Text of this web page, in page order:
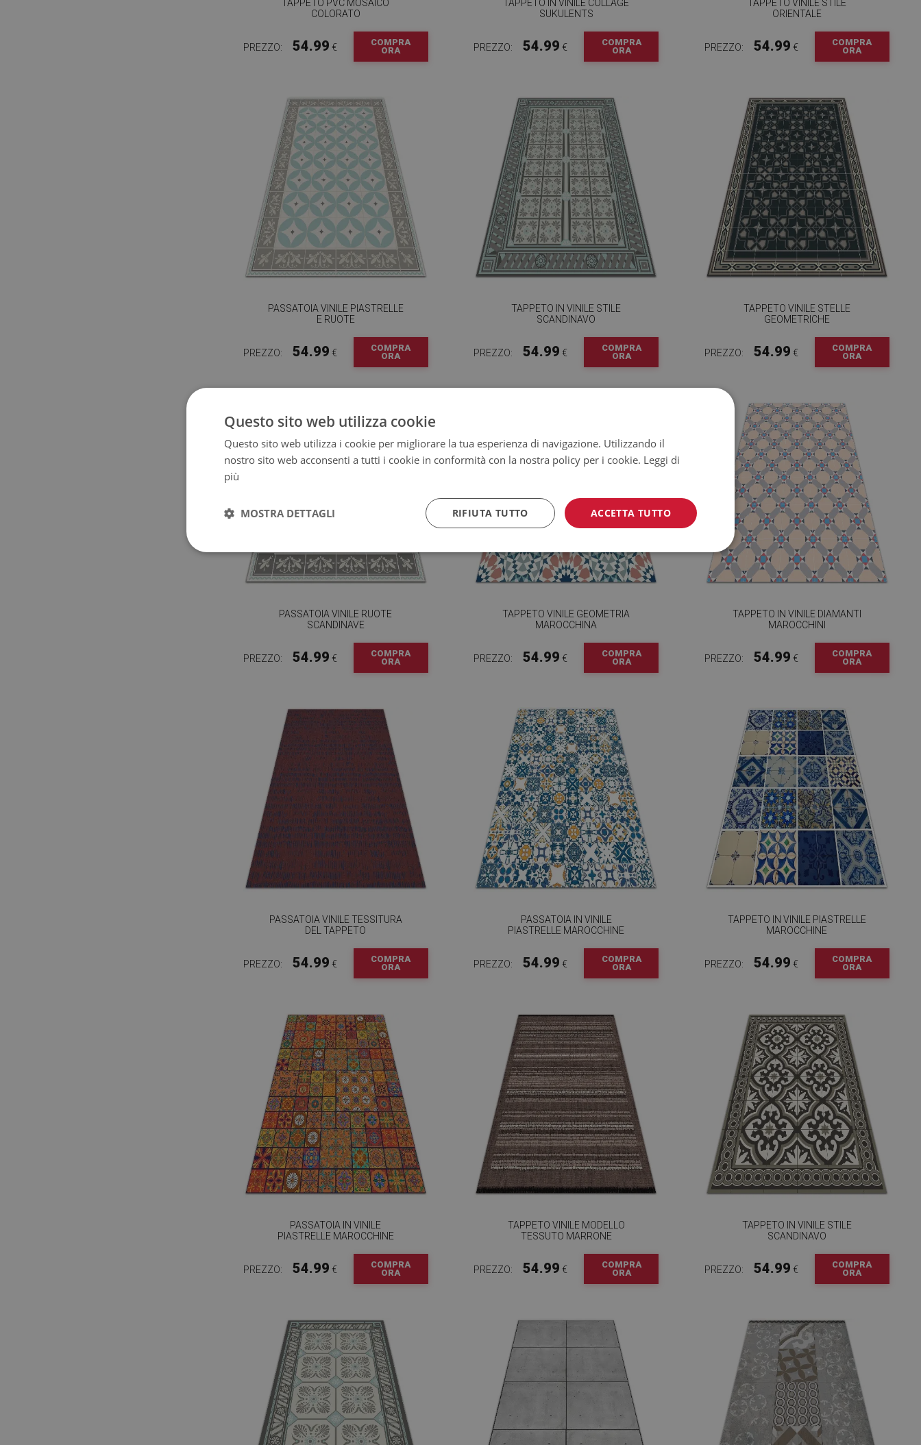
TAPPETO PVC MOSAICO
COLORATO
PREZZO: 54.99 €
COMPRA
ORA
TAPPETO IN VINILE COLLAGE
SUKULENTS
PREZZO: 54.99 €
COMPRA
ORA
TAPPETO VINILE STILE
ORIENTALE
PREZZO: 54.99 €
COMPRA
ORA
PASSATOIA VINILE PIASTRELLE
E RUOTE
PREZZO: 54.99 €
COMPRA
ORA
TAPPETO IN VINILE STILE
SCANDINAVO
PREZZO: 54.99 €
COMPRA
ORA
TAPPETO VINILE STELLE
GEOMETRICHE
PREZZO: 54.99 €
COMPRA
ORA
PASSATOIA VINILE RUOTE
SCANDINAVE
PREZZO: 54.99 €
COMPRA
ORA
TAPPETO VINILE GEOMETRIA
MAROCCHINA
PREZZO: 54.99 €
COMPRA
ORA
TAPPETO IN VINILE DIAMANTI
MAROCCHINI
PREZZO: 54.99 €
COMPRA
ORA
PASSATOIA VINILE TESSITURA
DEL TAPPETO
PREZZO: 54.99 €
COMPRA
ORA
PASSATOIA IN VINILE
PIASTRELLE MAROCCHINE
PREZZO: 54.99 €
COMPRA
ORA
TAPPETO IN VINILE PIASTRELLE
MAROCCHINE
PREZZO: 54.99 €
COMPRA
ORA
PASSATOIA IN VINILE
PIASTRELLE MAROCCHINE
PREZZO: 54.99 €
COMPRA
ORA
TAPPETO VINILE MODELLO
TESSUTO MARRONE
PREZZO: 54.99 €
COMPRA
ORA
TAPPETO IN VINILE STILE
SCANDINAVO
PREZZO: 54.99 €
COMPRA
ORA
Questo sito web utilizza cookie
Questo sito web utilizza i cookie per migliorare la tua esperienza di navigazione. Utilizzando il
nostro sito web acconsenti a tutti i cookie in conformità con la nostra policy per i cookie. Leggi di
più
ACCETTA TUTTO
RIFIUTA TUTTO
MOSTRA DETTAGLI